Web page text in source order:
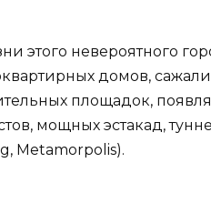
этого невероятного
домов,
площадок,
мощных эстакад,
Metamorpolis).